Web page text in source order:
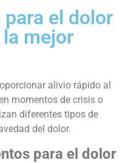
el dolor
mejor
alivio rápido al
momentos de crisis o
diferentes tipos de
del dolor.
para el dolor